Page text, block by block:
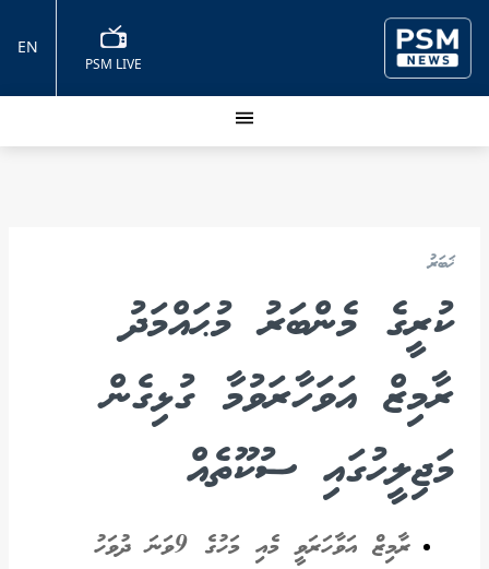
PSM LIVE
EN
ޚަބަރު
ކުރީގެ މެންބަރު މުޙައްމަދު
ރާމިޒް އަވަހާރަވުމާ ގުޅިގެން
މަޖިލީހުގައި ސުކޫތެއް
ރާމިޒް އަވާހަރަވީ މެއި މަހުގެ 9ވަނަ ދުވަހު